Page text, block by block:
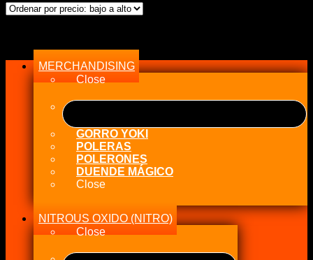
precio:
MERCHANDISING
Close
GORRO YOKI
POLERAS
POLERONES
DUENDE MÁGICO
Close
NITROUS OXIDO (NITRO)
Close